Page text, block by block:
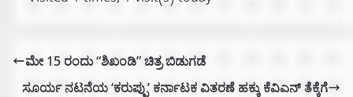
ಮೇ 15 ರಂದು “ಶಿಖಂಡಿ” ಚಿತ್ರ ಬಿಡುಗಡೆ
ಸೂರ್ಯ ನಟನೆಯ ‘ಕರುಪ್ಪು’ ಕರ್ನಾಟಕ ವಿತರಣೆ ಹಕ್ಕು ಕೆವಿಎನ್ ತೆಕ್ಕೆಗೆ